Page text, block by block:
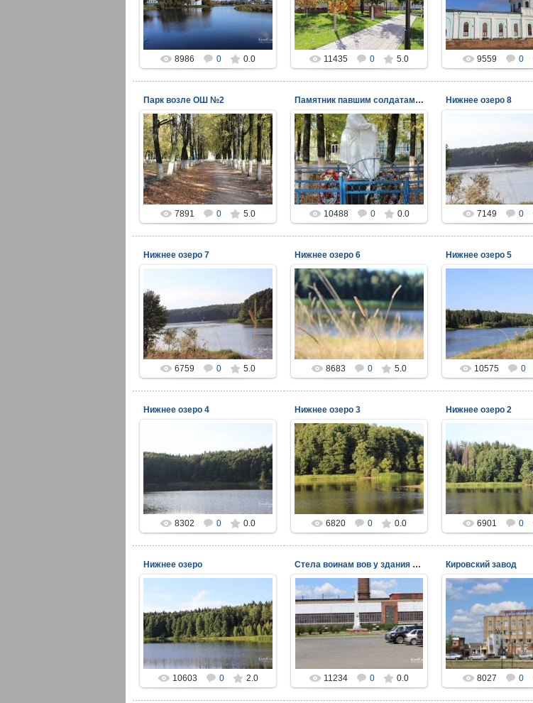
viper
8986 0 0.0
viper
11435 0 5.0
viper
9559 0
Парк возле ОШ №2
17.11.2014
viper
7891 0 5.0
Памятник павшим солдатам в парке у ОШ №2
17.11.2014
viper
10488 0 0.0
Нижнее озеро 8
17.11.2014
viper
7149 0
Нижнее озеро 7
17.11.2014
viper
6759 0 5.0
Нижнее озеро 6
17.11.2014
viper
8683 0 5.0
Нижнее озеро 5
viper
10575 0
Нижнее озеро 4
17.11.2014
viper
8302 0 0.0
Нижнее озеро 3
17.11.2014
viper
6820 0 0.0
Нижнее озеро 2
17.11.2014
viper
6901 0
Нижнее озеро
17.11.2014
viper
10603 0 2.0
Стела воинам вов у здания Кировского завода
03.11.2014
viper
11234 0 0.0
Кировский завод
03.11.2014
viper
8027 0